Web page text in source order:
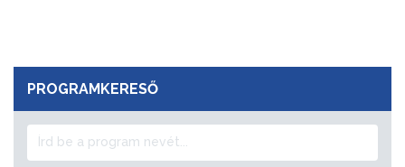
PROGRAMKERESŐ